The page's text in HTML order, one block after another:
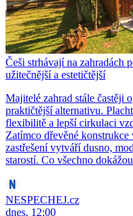
Češi strhávají na zahradách
užitečnější a estetičtější
Majitelé zahrad stále častěji
praktičtější alternativu.
flexibilitě a lepší cirkulaci
Zatímco dřevěné
zastřešení vytváří dusno,
starostí. Co všechno
NESPECHEJ.cz
dnes, 12:00